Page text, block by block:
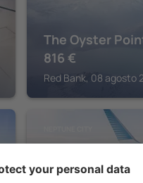
The Oyster
816 €
Red Bank, 08 agosto